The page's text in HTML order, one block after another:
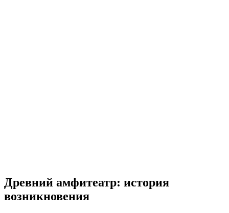
Древний амфитеатр: история
возникновения